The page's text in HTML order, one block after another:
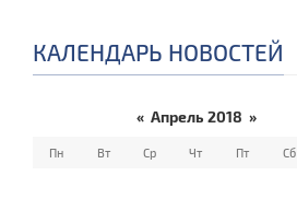
КАЛЕНДАРЬ НОВОСТЕЙ
« Апрель 2018 »
Пн Вт Ср Чт Пт Сб